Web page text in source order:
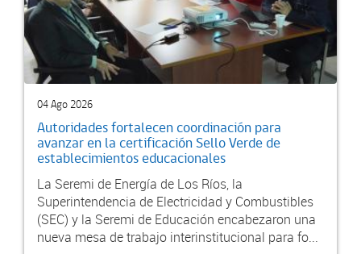
04 Ago 2026
Autoridades fortalecen coordinación para
avanzar en la certificación Sello Verde de
establecimientos educacionales
La Seremi de Energía de Los Ríos, la
Superintendencia de Electricidad y Combustibles
(SEC) y la Seremi de Educación encabezaron una
nueva mesa de trabajo interinstitucional para fo...